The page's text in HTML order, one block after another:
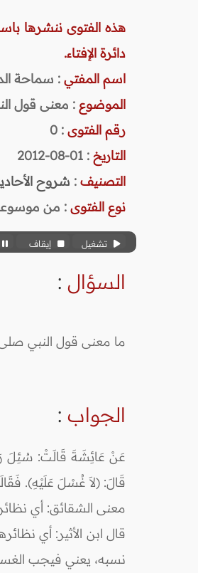
هذه الفتوى ننشرها
دائرة الإفتاء.
اسم المفتي : سماحة
الموضوع : معنى قول
رقم الفتوى :
0
التاريخ : 01-08-2012
التصنيف : شروح
نوع الفتوى : من موسوعة
تشغيل إيقاف
السؤال :
ما معنى قول النبي صلى
الجواب :
عَنْ عَائِشَةَ قَالَتْ: سُئِلَ
قَالَ: (لاَ غُسْلَ عَلَيْهِ).
معنى الشقائق: أي
قال ابن الأثير: أي
نسبه، يعني فيجب الغسل